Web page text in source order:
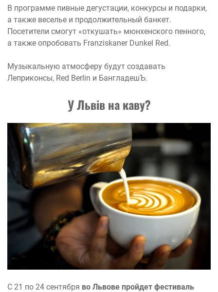
В программе пивные дегустации, конкурсы и подарки,
а также веселье и продолжительный банкет.
Посетители смогут «откушать» мюнхенского пенного,
а также опробовать Franziskaner Dunkel Red.
Музыкальную атмосферу будут создавать
Леприконсы, Red Berlin и БангладешЪ.
У Львів на каву?
С 21 по 24 сентября во Львове пройдет фестиваль